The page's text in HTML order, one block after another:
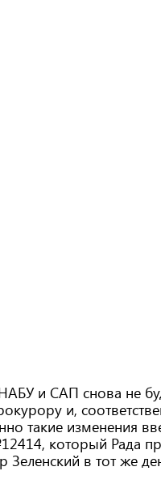
и САП снова не
и,
такие изменения
который Рада
Зеленский в тот же